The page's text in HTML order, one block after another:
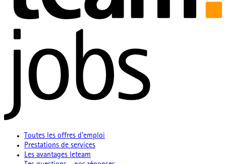
Toutes les offres d'emploi
Prestations de services
Les avantages leteam